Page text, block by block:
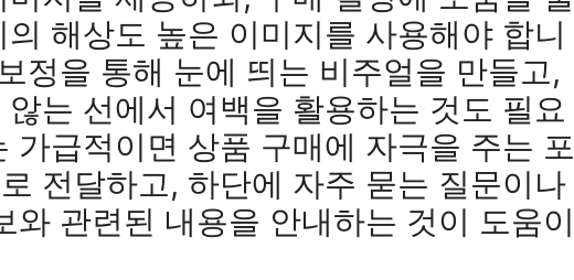
해상도 높은 이미지를 사용해야 합니
정을 통해 눈에 띄는 비주얼을 만들고,
는 선에서 여백을 활용하는 것도 필요
가급적이면 상품 구매에 자극을 주는 포
전달하고, 하단에 자주 묻는 질문이나
와 관련된 내용을 안내하는 것이 도움이